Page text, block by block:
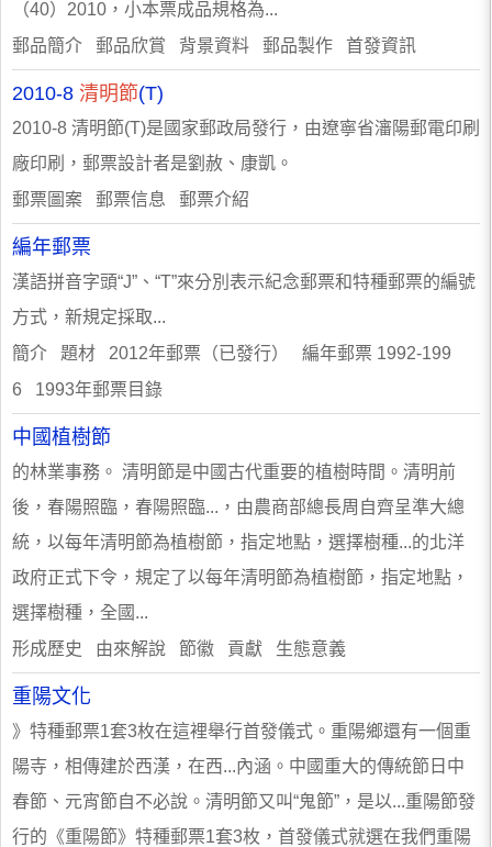
（40）2010，小本票成品規格為...
郵品簡介 郵品欣賞 背景資料 郵品製作 首發資訊
2010-8 清明節(T)
2010-8 清明節(T)是國家郵政局發行，由遼寧省瀋陽郵電印刷
廠印刷，郵票設計者是劉赦、康凱。
郵票圖案 郵票信息 郵票介紹
編年郵票
漢語拼音字頭“J”、“T”來分別表示紀念郵票和特種郵票的編號
方式，新規定採取...
簡介 題材 2012年郵票（已發行） 編年郵票 1992-199
6 1993年郵票目錄
中國植樹節
的林業事務。 清明節是中國古代重要的植樹時間。清明前
後，春陽照臨，春陽照臨...，由農商部總長周自齊呈準大總
統，以每年清明節為植樹節，指定地點，選擇樹種...的北洋
政府正式下令，規定了以每年清明節為植樹節，指定地點，
選擇樹種，全國...
形成歷史 由來解說 節徽 貢獻 生態意義
重陽文化
》特種郵票1套3枚在這裡舉行首發儀式。重陽鄉還有一個重
陽寺，相傳建於西漢，在西...內涵。中國重大的傳統節日中
春節、元宵節自不必說。清明節又叫“鬼節”，是以...重陽節發
行的《重陽節》特種郵票1套3枚，首發儀式就選在我們重陽